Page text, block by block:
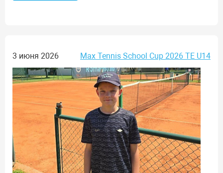
3 июня 2026 Max Tennis School Cup 2026 TE U14